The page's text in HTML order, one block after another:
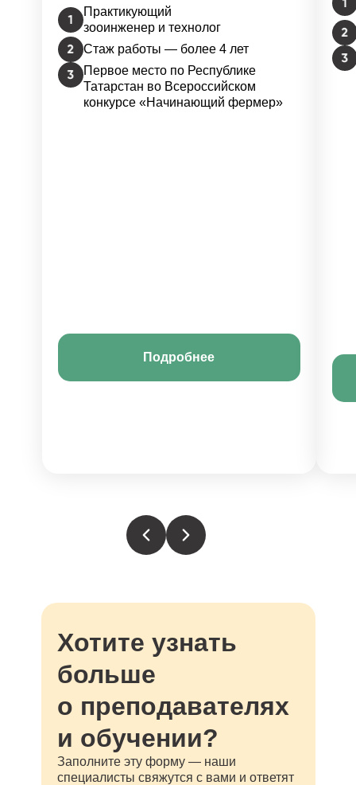
Практикующий
зооинженер и технолог
Стаж работы — более 4 лет
Первое место по Республике
Татарстан во Всероссийском
конкурсе «Начинающий фермер»
Подробнее
Хотите узнать
больше
о преподавателях
и обучении?
Заполните эту форму — наши
специалисты свяжутся с вами и ответят